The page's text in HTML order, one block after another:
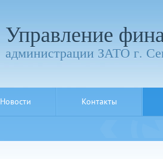
Управление
администрации ЗАТО г.
Новости Контакты